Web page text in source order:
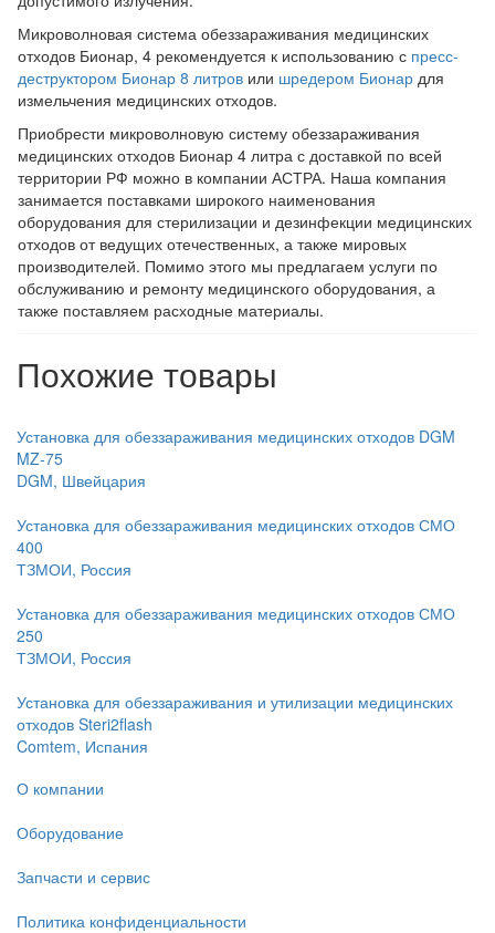
Микроволновая система обеззараживания медицинских
отходов Бионар, 4 рекомендуется к использованию с пресс-
деструктором Бионар 8 литров или шредером Бионар для
измельчения медицинских отходов.
Приобрести микроволновую систему обеззараживания
медицинских отходов Бионар 4 литра с доставкой по всей
территории РФ можно в компании АСТРА. Наша компания
занимается поставками широкого наименования
оборудования для стерилизации и дезинфекции медицинских
отходов от ведущих отечественных, а также мировых
производителей. Помимо этого мы предлагаем услуги по
обслуживанию и ремонту медицинского оборудования, а
также поставляем расходные материалы.
Похожие товары
Установка для обеззараживания медицинских отходов DGM
MZ-75
DGM, Швейцария
Установка для обеззараживания медицинских отходов СМО
400
ТЗМОИ, Россия
Установка для обеззараживания медицинских отходов СМО
250
ТЗМОИ, Россия
Установка для обеззараживания и утилизации медицинских
отходов Steri2flash
Comtem, Испания
О компании
Оборудование
Запчасти и сервис
Политика конфиденциальности